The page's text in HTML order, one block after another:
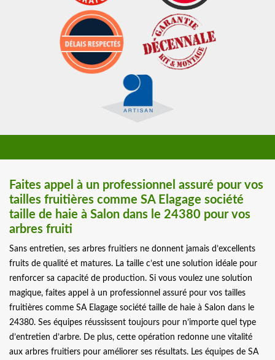
Faites appel à un professionnel assuré pour vos
tailles fruitières comme SA Elagage société
taille de haie à Salon dans le 24380 pour vos
arbres fruiti
Sans entretien, ses arbres fruitiers ne donnent jamais d’excellents
fruits de qualité et matures. La taille c’est une solution idéale pour
renforcer sa capacité de production. Si vous voulez une solution
magique, faites appel à un professionnel assuré pour vos tailles
fruitières comme SA Elagage société taille de haie à Salon dans le
24380. Ses équipes réussissent toujours pour n’importe quel type
d’entretien d’arbre. De plus, cette opération redonne une vitalité
aux arbres fruitiers pour améliorer ses résultats. Les équipes de SA